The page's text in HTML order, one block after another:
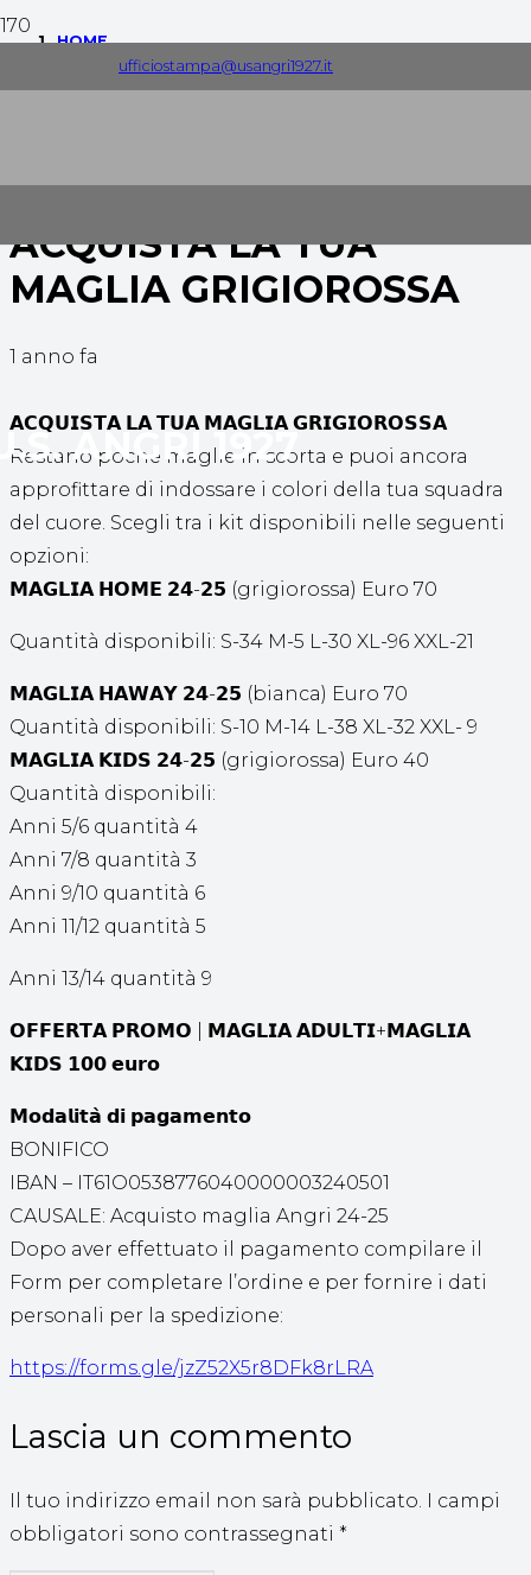
ufficiostampa@usangri1927.it
ANGRI 1927
HOME
ACQUISTA LA TUA
MAGLIA GRIGIOROSSA
1 anno fa
𝗔𝗖𝗤𝗨𝗜𝗦𝗧𝗔 𝗟𝗔 𝗧𝗨𝗔 𝗠𝗔𝗚𝗟𝗜𝗔 𝗚𝗥𝗜𝗚𝗜𝗢𝗥𝗢𝗦𝗦𝗔
Restano poche maglie in scorta e puoi ancora
approfittare di indossare i colori della tua squadra
del cuore. Scegli tra i kit disponibili nelle seguenti
opzioni:
𝗠𝗔𝗚𝗟𝗜𝗔 𝗛𝗢𝗠𝗘 𝟮𝟰-𝟮𝟱 (grigiorossa) Euro 70
Quantità disponibili: S-34 M-5 L-30 XL-96 XXL-21
𝗠𝗔𝗚𝗟𝗜𝗔 𝗛𝗔𝗪𝗔𝗬 𝟮𝟰-𝟮𝟱 (bianca) Euro 70
Quantità disponibili: S-10 M-14 L-38 XL-32 XXL- 9
𝗠𝗔𝗚𝗟𝗜𝗔 𝗞𝗜𝗗𝗦 𝟮𝟰-𝟮𝟱 (grigiorossa) Euro 40
Quantità disponibili:
Anni 5/6 quantità 4
Anni 7/8 quantità 3
Anni 9/10 quantità 6
Anni 11/12 quantità 5
Anni 13/14 quantità 9
𝗢𝗙𝗙𝗘𝗥𝗧𝗔 𝗣𝗥𝗢𝗠𝗢 | 𝗠𝗔𝗚𝗟𝗜𝗔 𝗔𝗗𝗨𝗟𝗧𝗜+𝗠𝗔𝗚𝗟𝗜𝗔
𝗞𝗜𝗗𝗦 𝟭𝟬𝟬 𝗲𝘂𝗿𝗼
𝗠𝗼𝗱𝗮𝗹𝗶𝘁𝗮̀ 𝗱𝗶 𝗽𝗮𝗴𝗮𝗺𝗲𝗻𝘁𝗼
BONIFICO
IBAN – IT61O0538776040000003240501
CAUSALE: Acquisto maglia Angri 24-25
Dopo aver effettuato il pagamento compilare il
Form per completare l’ordine e per fornire i dati
personali per la spedizione:
https://forms.gle/jzZ52X5r8DFk8rLRA
Lascia un commento
Il tuo indirizzo email non sarà pubblicato. I campi
obbligatori sono contrassegnati *